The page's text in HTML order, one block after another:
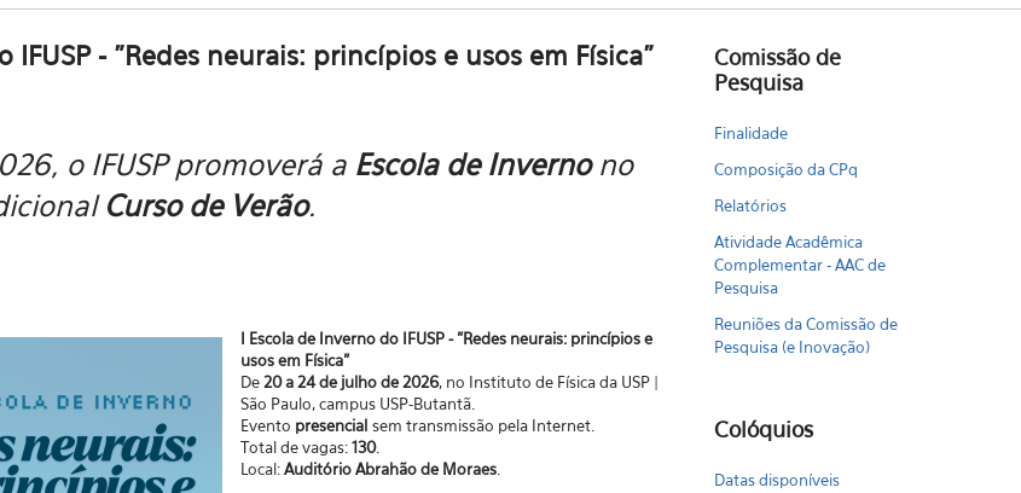
IFUSP - "Redes neurais: princípios e usos em Física"
o IFUSP promoverá a Escola de Invernono
Curso de Verão.
I Escola de Inverno do IFUSP - "Redes neurais: princípios e
usos em Física"
De20 a 24 de julho de 2026, no Instituto de Física da USP |
São Paulo, campus USP-Butantã.
Evento presencial sem transmissão pela Internet.
Total de vagas:130.
Local:Auditório Abrahão de Moraes.
Comissão de
Pesquisa
Finalidade
Composição da CPq
Relatórios
Atividade Acadêmica
Complementar - AAC de
Pesquisa
Reuniões da Comissão de
Pesquisa (e Inovação)
Colóquios
Datas disponíveis